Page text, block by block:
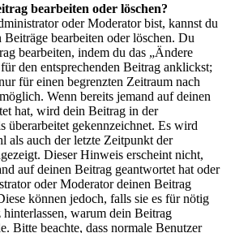
bearbeiten oder löschen?
oder Moderator bist, kannst du
Beiträge bearbeiten oder löschen. Du
bearbeiten, indem du das „Ändere
den entsprechenden Beitrag anklickst;
für einen begrenzten Zeitraum nach
Wenn bereits jemand auf deinen
hat, wird dein Beitrag in der
überarbeitet gekennzeichnet. Es wird
als auch der letzte Zeitpunkt der
Dieser Hinweis erscheint nicht,
auf deinen Beitrag geantwortet hat oder
oder Moderator deinen Beitrag
können jedoch, falls sie es für nötig
warum dein Beitrag
Bitte beachte, dass normale Benutzer